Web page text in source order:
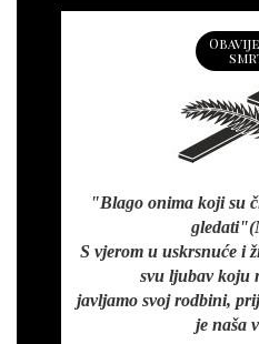
"Blago onima koji su
S vjerom u uskrsnuće i
svu ljubav koju
javljamo svoj rodbini,
je naša